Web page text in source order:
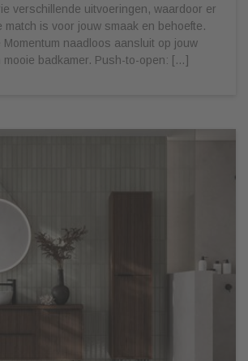
verschillende uitvoeringen, waardoor er
match is voor jouw smaak en behoefte.
naadloos aansluit op jouw
badkamer. Push-to-open: […]